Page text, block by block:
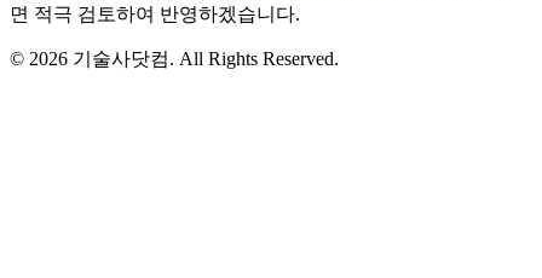
면 적극 검토하여 반영하겠습니다.
© 2026 기술사닷컴. All Rights Reserved.